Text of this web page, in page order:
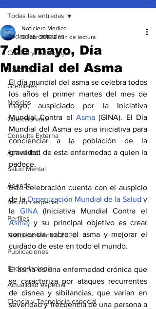
Todas las entradas
Ciencia y Tecnología
Editorial
Gremiales
Noticias
Coleccionable
Consulta Externa
Actualidad
Salud Mental
Agenda
Sección especial
Perfiles
Noticiero Médico 2020
Publicaciones
Endocrinología
Actualidad especial
Ciencia y Tecnología especial
Todas las entradas
7 de mayo, Día
Mundial del Asma
Noticiero Medico
30 abr 2019 2 min de lectura
El día mundial del asma se celebra todos
los años el primer martes del mes de
mayo, auspiciado por la Iniciativa
Mundial Contra el Asma (GINA). El Día
Mundial del Asma es una iniciativa para
concienciar a la población de la
gravedad de esta enfermedad a quien la
padece.
Esta celebración cuenta con el auspicio
de la Organización Mundial de la Salud y
la GINA
Asma) y su principal objetivo es crear
conciencia sobre el asma y mejorar el
cuidado de este en todo el mundo.
El asma es una enfermedad crónica que
se caracteriza por ataques recurrentes
de disnea y sibilancias, que varían en
severidad y frecuencia de una persona a